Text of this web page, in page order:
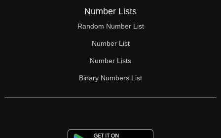
Number Lists
Random Number List
Number List
Number Lists
Binary Numbers List